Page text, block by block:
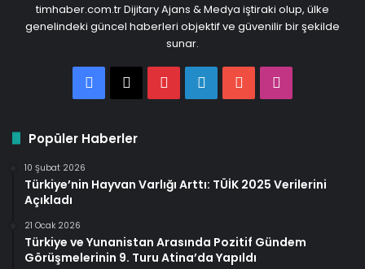
timhaber.com.tr Dijitary Ajans & Medya iştiraki olup, ülke
genelindeki güncel haberleri objektif ve güvenilir bir şekilde
sunar.
Facebook
X PinterestLinkedInYouTube
Popüler Haberler
10 Şubat 2026
Türkiye’nin Hayvan Varlığı Arttı: TÜİK 2025 Verilerini
Açıkladı
21 Ocak 2026
Türkiye ve Yunanistan Arasında Pozitif Gündem
Görüşmelerinin 9. Turu Atina’da Yapıldı